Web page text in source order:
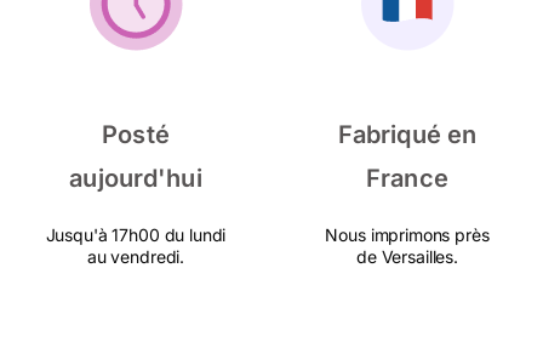
Posté
aujourd'hui
Jusqu'à 17h00 du lundi
au vendredi.
Fabriqué en
France
Nous imprimons près
de Versailles.